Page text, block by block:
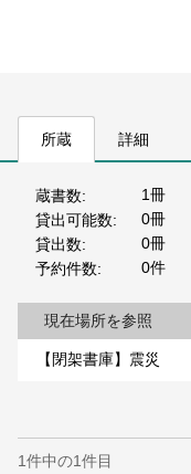
所蔵 詳細
蔵書数
1冊
貸出可能数
0冊
貸出数
0冊
予約件数
0件
現在場所を参照
【閉架書庫】震災
1件中の1件目